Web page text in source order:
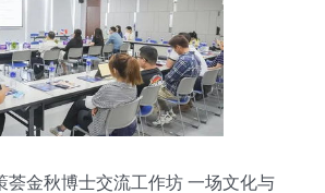
荟金秋博士交流工作坊 一场文化与